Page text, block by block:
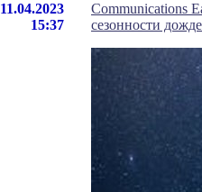
11.04.2023
15:37
Communications
сезонности